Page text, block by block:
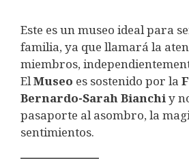
Este es un museo ideal para
familia, ya que llamará la
miembros,
El Museo es sostenido por la
Bernardo-Sarah Bianchi y
pasaporte al asombro, la
sentimientos.